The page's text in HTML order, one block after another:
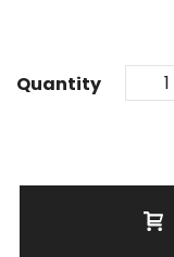
Quantity